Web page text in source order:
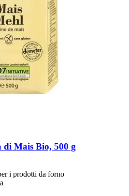
di Mais Bio, 500 g
i prodotti da forno